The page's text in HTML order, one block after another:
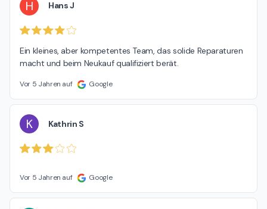
H Hans J
Ein kleines, aber kompetentes Team, das solide Reparaturen
macht und beim Neukauf qualifiziert berät.
Vor 5 Jahren auf Google
K Kathrin S
Vor 5 Jahren auf Google